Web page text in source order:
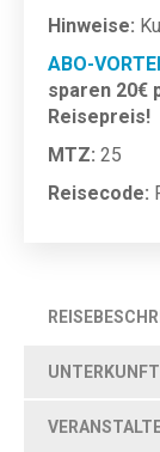
Hinweise:
ABO-
sparen 20€
Reisepreis!
MTZ: 25
Reisecode:
UNTERKUNFT